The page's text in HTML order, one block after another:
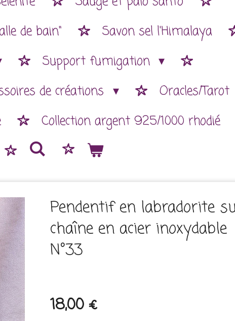
de bain"
Savon sel l'Himalaya
Support fumigation
de créations
Oracles/Tarot
Collection argent 925/1000 rhodié
Pendentif en labradorite
chaîne en acier inoxydable
N°33
18,00 €